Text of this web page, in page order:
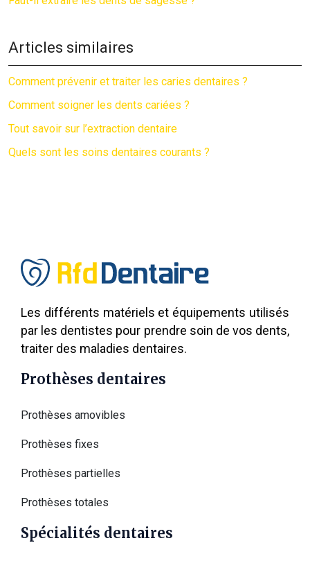
Articles similaires
Comment prévenir et traiter les caries dentaires ?
Comment soigner les dents cariées ?
Tout savoir sur l’extraction dentaire
Quels sont les soins dentaires courants ?
Les différents matériels et équipements utilisés
par les dentistes pour prendre soin de vos dents,
traiter des maladies dentaires.
Prothèses dentaires
Prothèses amovibles
Prothèses fixes
Prothèses partielles
Prothèses totales
Spécialités dentaires